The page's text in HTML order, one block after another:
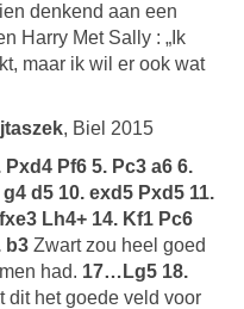
denkend aan een
Harry Met Sally : „Ik
maar ik wil er ook wat
, Biel 2015
Pf6 5. Pc3 a6 6.
d5 10. exd5 Pxd5 11.
Lh4+ 14. Kf1 Pc6
b3 Zwart zou heel goed
had. 17…Lg5 18.
dit het goede veld voor